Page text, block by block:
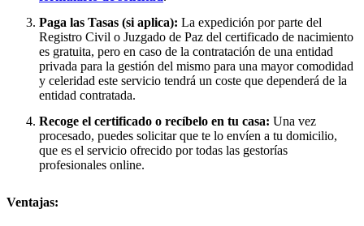
Paga las Tasas (si aplica): La expedición por parte del
Registro Civil o Juzgado de Paz del certificado de nacimiento
es gratuita, pero en caso de la contratación de una entidad
privada para la gestión del mismo para una mayor comodidad
y celeridad este servicio tendrá un coste que dependerá de la
entidad contratada.
Recoge el certificado o recíbelo en tu casa: Una vez
procesado, puedes solicitar que te lo envíen a tu domicilio,
que es el servicio ofrecido por todas las gestorías
profesionales online.
Ventajas: